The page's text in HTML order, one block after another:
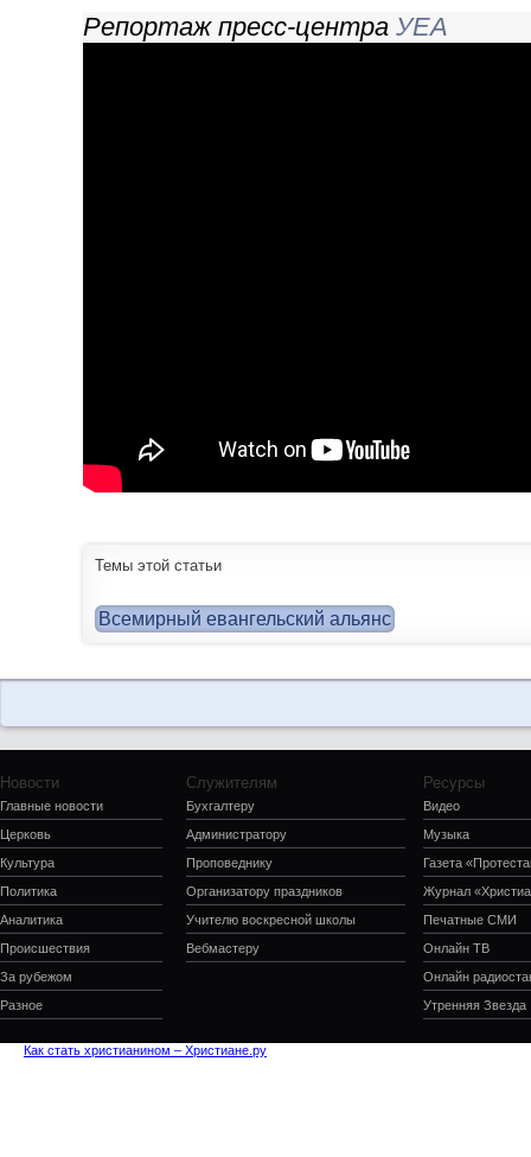
Репортаж пресс-центра УЕА
Темы этой статьи
Всемирный евангельский альянс
Новости
Главные новости
Церковь
Культура
Политика
Аналитика
Происшествия
За рубежом
Разное
Служителям
Бухгалтеру
Администратору
Проповеднику
Организатору праздников
Учителю воскресной школы
Вебмастеру
Ресурсы
Видео
Музыка
Газета
Журнал
Печатные СМИ
Онлайн ТВ
Онлайн
Утренняя Звезда
Как стать христианином – Христиане.ру